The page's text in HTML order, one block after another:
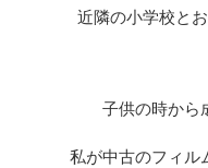
近隣の小学校と
子供の時から
私が中古のフィル